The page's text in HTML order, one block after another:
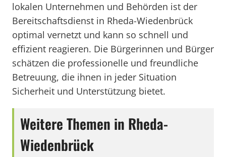
lokalen Unternehmen und Behörden ist der
Bereitschaftsdienst in Rheda-Wiedenbrück
optimal vernetzt und kann so schnell und
effizient reagieren. Die Bürgerinnen und Bürger
schätzen die professionelle und freundliche
Betreuung, die ihnen in jeder Situation
Sicherheit und Unterstützung bietet.
Weitere Themen in Rheda-
Wiedenbrück